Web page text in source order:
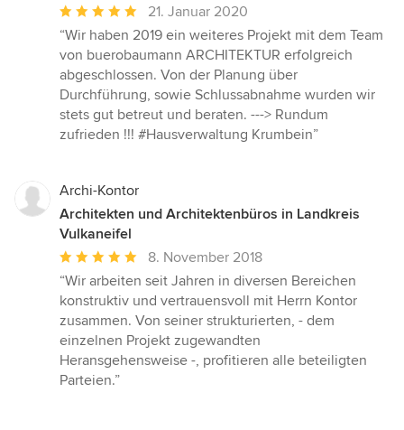
Durchschnittliche
Bewertung:
5
von
5
Sternen
21. Januar 2020
“Wir haben 2019 ein weiteres Projekt mit dem Team
von buerobaumann ARCHITEKTUR erfolgreich
abgeschlossen. Von der Planung über
Durchführung, sowie Schlussabnahme wurden wir
stets gut betreut und beraten. ---> Rundum
zufrieden !!! #Hausverwaltung Krumbein”
Archi-Kontor
Architekten und Architektenbüros in Landkreis
Vulkaneifel
Durchschnittliche
Bewertung:
5
von
5
Sternen
8. November 2018
“Wir arbeiten seit Jahren in diversen Bereichen
konstruktiv und vertrauensvoll mit Herrn Kontor
zusammen. Von seiner strukturierten, - dem
einzelnen Projekt zugewandten
Heransgehensweise -, profitieren alle beteiligten
Parteien.”